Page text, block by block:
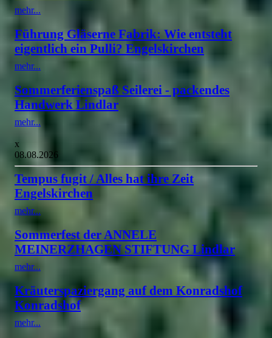
mehr...
Führung Gläserne Fabrik: Wie entsteht
eigentlich ein Pulli? Engelskirchen
mehr...
Sommerferienspaß Seilerei - packendes
Handwerk Lindlar
mehr...
x
08.08.2026
Tempus fugit / Alles hat ihre Zeit
Engelskirchen
mehr...
Sommerfest der ANNELE
MEINERZHAGEN STIFTUNG Lindlar
mehr...
Kräuterspaziergang auf dem Konradshof
Konradshof
mehr...